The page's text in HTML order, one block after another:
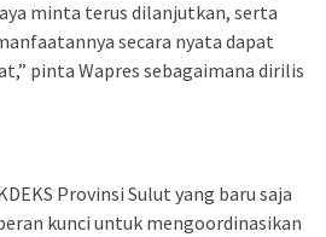
minta terus dilanjutkan, serta
secara nyata dapat
pinta Wapres sebagaimana dirilis
Provinsi Sulut yang baru saja
kunci untuk mengoordinasikan